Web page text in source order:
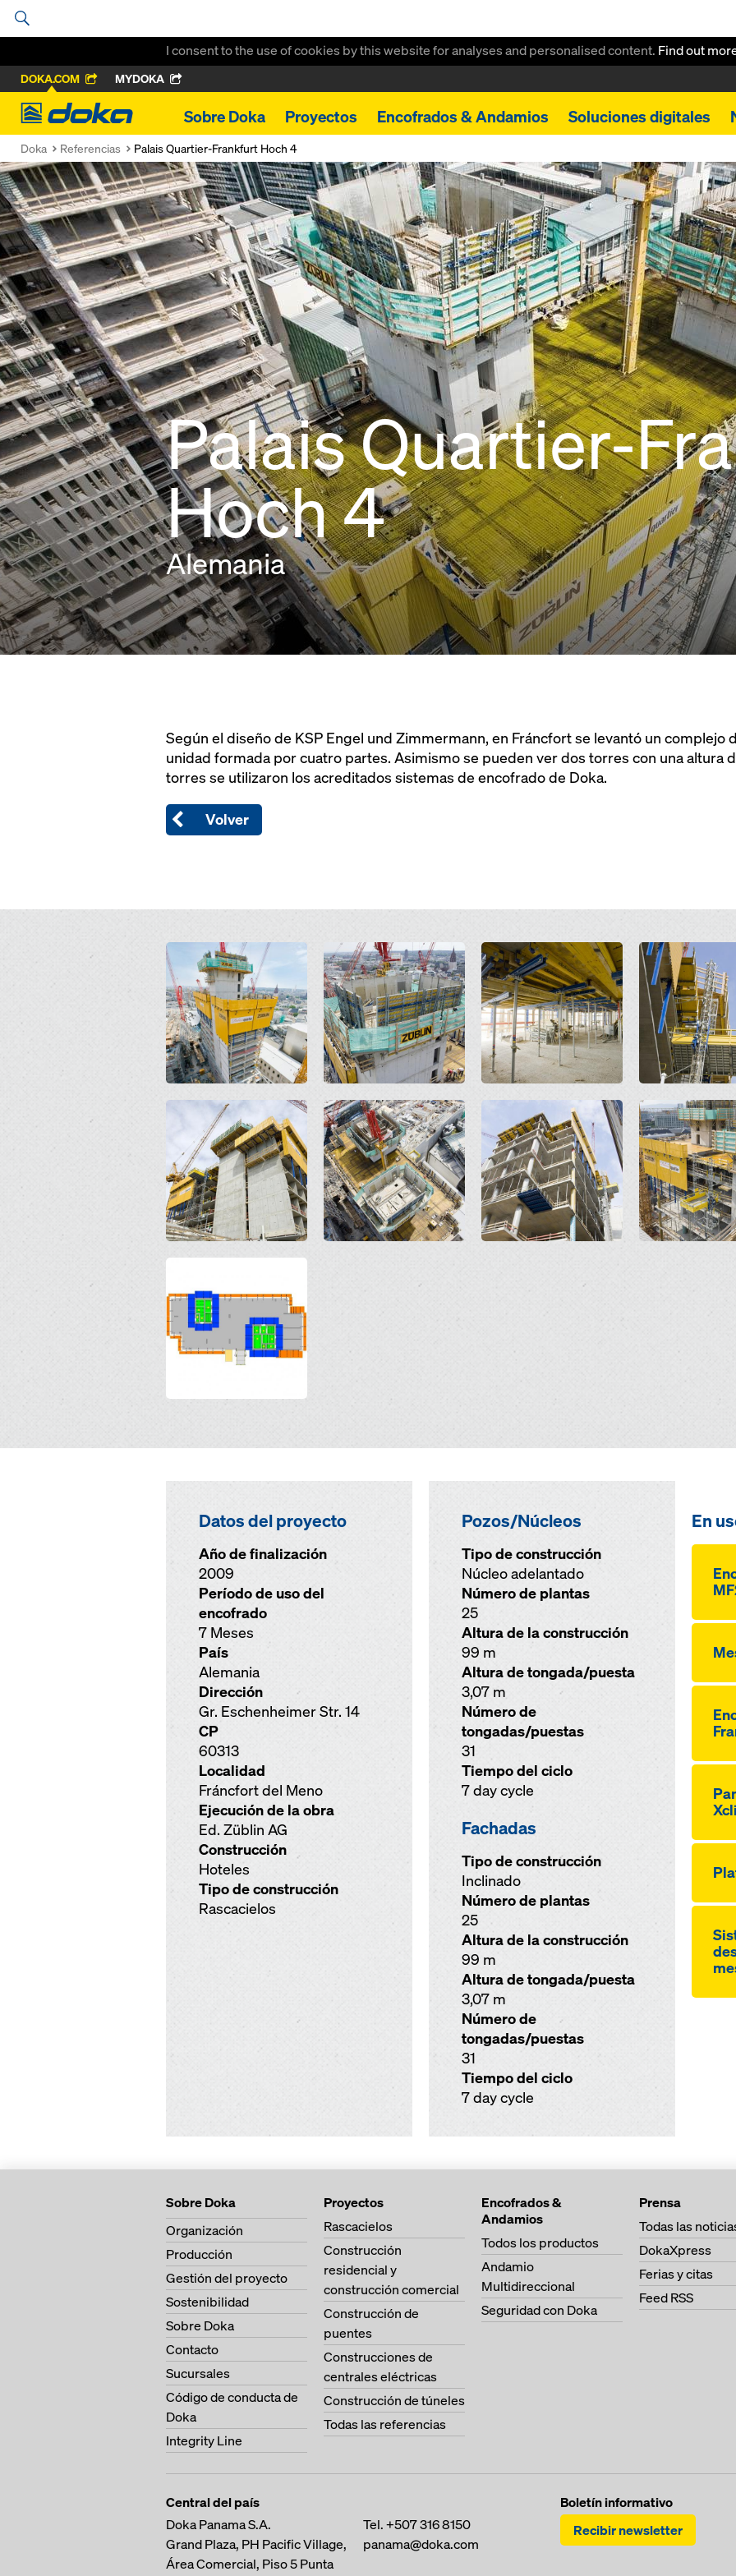
I consent to the use of cookies by this website for analyses and personalised content. Find out
DOKA.COM MYDOKA
Doka
Sobre Doka Proyectos Encofrados & Andamios Soluciones digitales
Doka Referencias Palais Quartier-Frankfurt Hoch 4
Palais Quartier-
Hoch 4
Alemania
Según el diseño de KSP Engel und Zimmermann, en Fráncfort se levantó un complejo
unidad formada por cuatro partes. Asimismo se pueden ver dos torres con una altura
torres se utilizaron los acreditados sistemas de encofrado de Doka.
Volver
Open Open Open Open
Open Open Open Open
Open
Datos del proyecto
Año de finalización
2009
Período de uso del
encofrado
7 Meses
País
Alemania
Dirección
Gr. Eschenheimer Str. 14
CP
60313
Localidad
Fráncfort del Meno
Ejecución de la obra
Ed. Züblin AG
Construcción
Hoteles
Tipo de construcción
Rascacielos
Pozos/Núcleos
Tipo de construcción
Núcleo adelantado
Número de plantas
25
Altura de la construcción
99 m
Altura de tongada/puesta
3,07 m
Número de
tongadas/puestas
31
Tiempo del ciclo
7 day cycle
Fachadas
Tipo de construcción
Inclinado
Número de plantas
25
Altura de la construcción
99 m
Altura de tongada/puesta
3,07 m
Número de
tongadas/puestas
31
Tiempo del ciclo
7 day cycle
En
Sobre Doka
Organización
Producción
Gestión del proyecto
Sostenibilidad
Sobre Doka
Contacto
Sucursales
Código de conducta de
Doka
Integrity Line
Proyectos
Rascacielos
Construcción
residencial y
construcción comercial
Construcción de
puentes
Construcciones de
centrales eléctricas
Construcción de túneles
Todas las referencias
Encofrados &
Andamios
Todos los productos
Andamio
Multidireccional
Seguridad con Doka
Prensa
Todas las
DokaXpress
Ferias y citas
Feed RSS
Central del país
Doka Panama S.A.
Grand Plaza, PH Pacific Village,
Área Comercial, Piso 5Punta
Tel.+507 316 8150
panama@doka.com
Boletín informativo
Recibir newsletter